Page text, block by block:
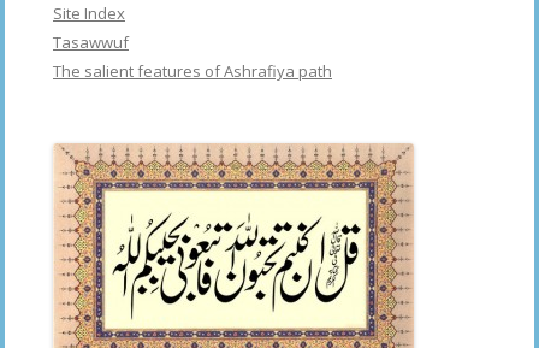
Site Index
Tasawwuf
The salient features of Ashrafiya path